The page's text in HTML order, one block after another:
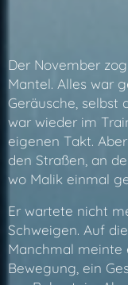
Der November
Mantel. Alles war
Geräusche, selbst
war wieder im
eigenen Takt.
den Straßen, an
wo Malik einmal
Er wartete nicht
Schweigen. Auf
Manchmal meinte
Bewegung, ein